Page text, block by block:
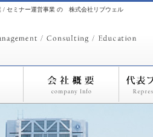
/ セミナー運営事業 の 株式会社リブウェル